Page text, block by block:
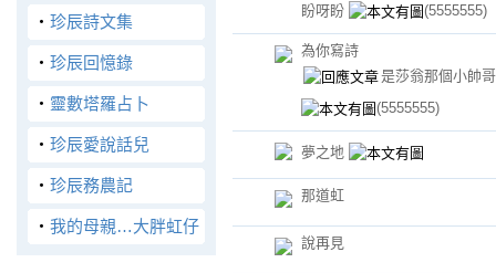
‧ 珍辰詩文集
‧ 珍辰回憶錄
‧ 靈數塔羅占卜
‧ 珍辰愛說話兒
‧ 珍辰務農記
‧ 我的母親…大胖虹仔
盼呀盼
(5555555)
為你寫詩
是莎翁那個小帥
(5555555)
夢之地
那道虹
說再見